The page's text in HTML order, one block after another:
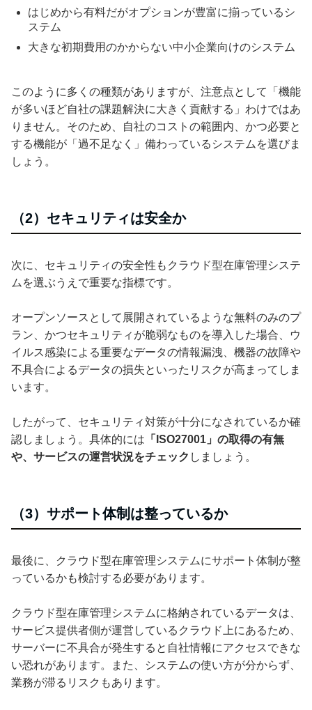
はじめから有料だがオプションが豊富に揃っているシ
ステム
大きな初期費用のかからない中小企業向けのシステム
このように多くの種類がありますが、注意点として「機能
が多いほど自社の課題解決に大きく貢献する」わけではあ
りません。そのため、自社のコストの範囲内、かつ必要と
する機能が「過不足なく」備わっているシステムを選びま
しょう。
（2）セキュリティは安全か
次に、セキュリティの安全性もクラウド型在庫管理システ
ムを選ぶうえで重要な指標です。
オープンソースとして展開されているような無料のみのプ
ラン、かつセキュリティが脆弱なものを導入した場合、ウ
イルス感染による重要なデータの情報漏洩、機器の故障や
不具合によるデータの損失といったリスクが高まってしま
います。
したがって、セキュリティ対策が十分になされているか確
認しましょう。具体的には 「ISO27001」の取得の有無
や、サービスの運営状況をチェック しましょう。
（3）サポート体制は整っているか
最後に、クラウド型在庫管理システムにサポート体制が整
っているかも検討する必要があります。
クラウド型在庫管理システムに格納されているデータは、
サービス提供者側が運営しているクラウド上にあるため、
サーバーに不具合が発生すると自社情報にアクセスできな
い恐れがあります。また、システムの使い方が分からず、
業務が滞るリスクもあります。